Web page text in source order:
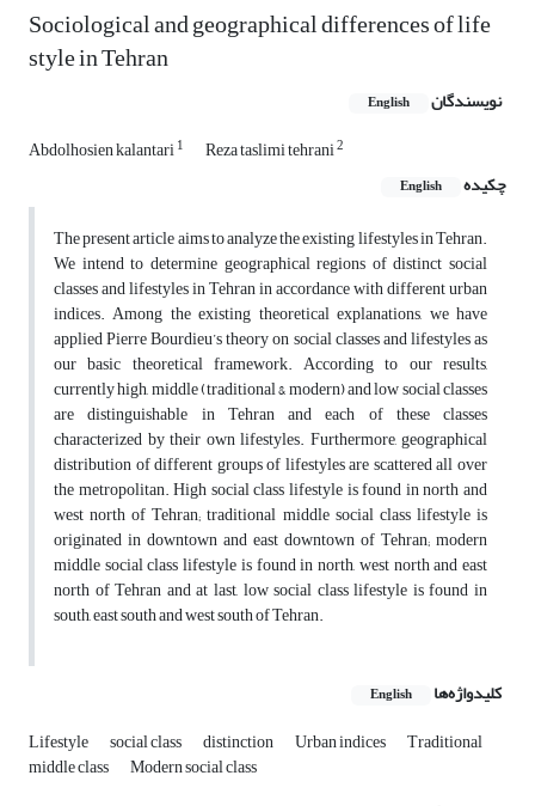
Sociological and geographical differences of life
style in Tehran
نویسندگان English
Abdolhosien kalantari1 Reza taslimi tehrani2
چکیده English
The present article aims to analyze the existing lifestyles in Tehran.
We intend to determine geographical regions of distinct social
classes and lifestyles in Tehran in accordance with different urban
indices. Among the existing theoretical explanations, we have
applied Pierre Bourdieu’s theory on social classes and lifestyles as
our basic theoretical framework. According to our results,
currently high, middle (traditional & modern) and low social classes
are distinguishable in Tehran and each of these classes
characterized by their own lifestyles. Furthermore, geographical
distribution of different groups of lifestyles are scattered all over
the metropolitan. High social class lifestyle is found in north and
west north of Tehran; traditional middle social class lifestyle is
originated in downtown and east downtown of Tehran; modern
middle social class lifestyle is found in north, west north and east
north of Tehran and at last, low social class lifestyle is found in
south, east south and west south of Tehran.
کلیدواژه‌ها English
Lifestyle social class distinction Urban indices Traditional
middle class Modern social class